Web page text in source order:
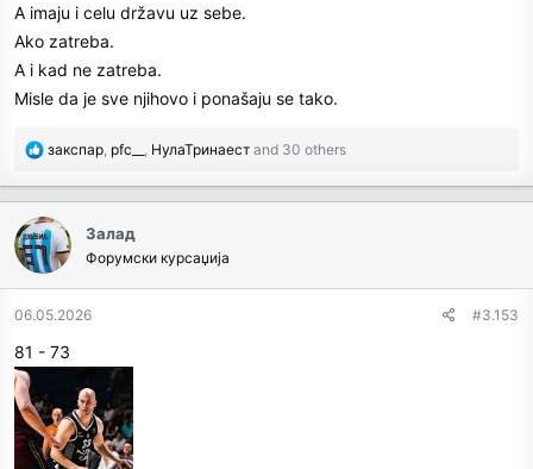
A imaju i celu državu uz sebe.
Ako zatreba.
A i kad ne zatreba.
Misle da je sve njihovo i ponašaju se tako.
R
c
t
i
o
n
закспар, pfc__ , НулаТринаест and 30 others
Залад
Форумски курсаџија
06.05.2026 #3.153
81 - 73